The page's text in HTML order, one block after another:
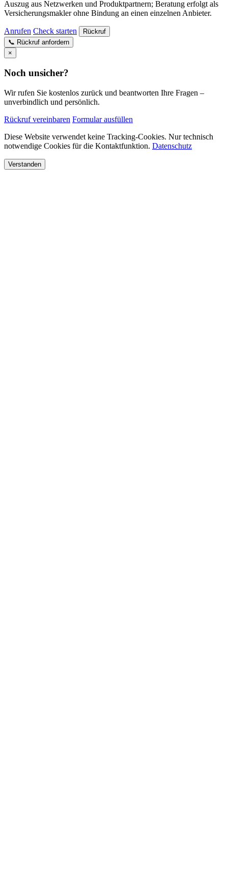
Auszug aus Netzwerken und Produktpartnern; Beratung erfolgt als
Versicherungsmakler ohne Bindung an einen einzelnen Anbieter.
Anrufen Check starten
Rückruf
📞 Rückruf anfordern
×
Noch unsicher?
Wir rufen Sie kostenlos zurück und beantworten Ihre Fragen –
unverbindlich und persönlich.
Rückruf vereinbaren Formular ausfüllen
Diese Website verwendet keine Tracking-Cookies. Nur technisch
notwendige Cookies für die Kontaktfunktion. Datenschutz
Verstanden